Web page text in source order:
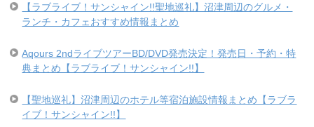
【ラブライブ！サンシャイン!!聖地巡礼】沼津周辺のグルメ・
ランチ・カフェおすすめ情報まとめ
Aqours 2ndライブツアーBD/DVD発売決定！発売日・予約・特
典まとめ【ラブライブ！サンシャイン!!】
【聖地巡礼】沼津周辺のホテル等宿泊施設情報まとめ【ラブラ
イブ！サンシャイン!!】